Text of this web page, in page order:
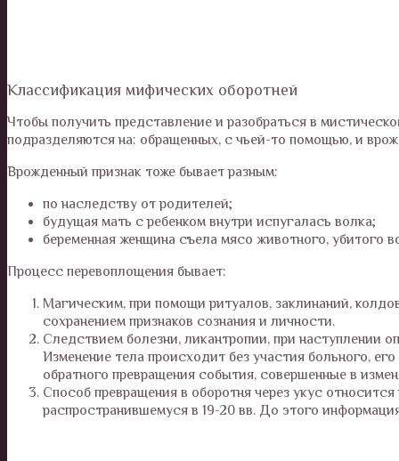
Классификация мифических оборотней
Чтобы получить представление и разобраться в
подразделяются на: обращенных, с чьей-то помощью, и
Врожденный признак тоже бывает разным:
по наследству от родителей;
будущая мать с ребенком внутри испугалась волка;
беременная женщина съела мясо животного, убитого
Процесс перевоплощения бывает:
Магическим, при помощи ритуалов, заклинаний,
сохранением признаков сознания и личности.
Следствием болезни, ликантропии, при наступлении
Изменение тела происходит без участия больного,
обратного превращения события, совершенные в
Способ превращения в оборотня через укус
распространившемуся в 19-20 вв. До этого